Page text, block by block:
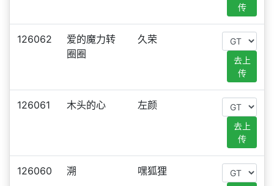
传
126062
爱的魔力转
圈圈
久荣
去上
传
126061 木头的心 左颜
去上
传
126060 溯 嘿狐狸